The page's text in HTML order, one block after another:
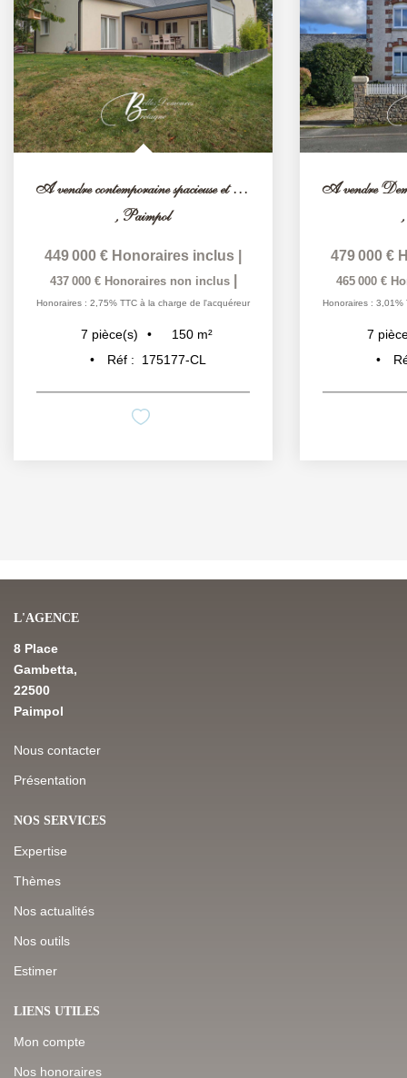
A vendre contemporaine spacieuse et économe Paimpol
, Paimpol
449 000 € Honoraires inclus
437 000 € Honoraires non inclus
Honoraires : 2,75% TTC à la charge de l'acquéreur
7 pièce(s) 150 m²
Réf :
175177-CL
479 000 €
465 000 €
Honoraires : 3,01%
7
L'AGENCE
8 Place
Gambetta,
22500
Paimpol
Nous contacter
Présentation
NOS SERVICES
Expertise
Thèmes
Nos actualités
Nos outils
Estimer
LIENS UTILES
Mon compte
Nos honoraires